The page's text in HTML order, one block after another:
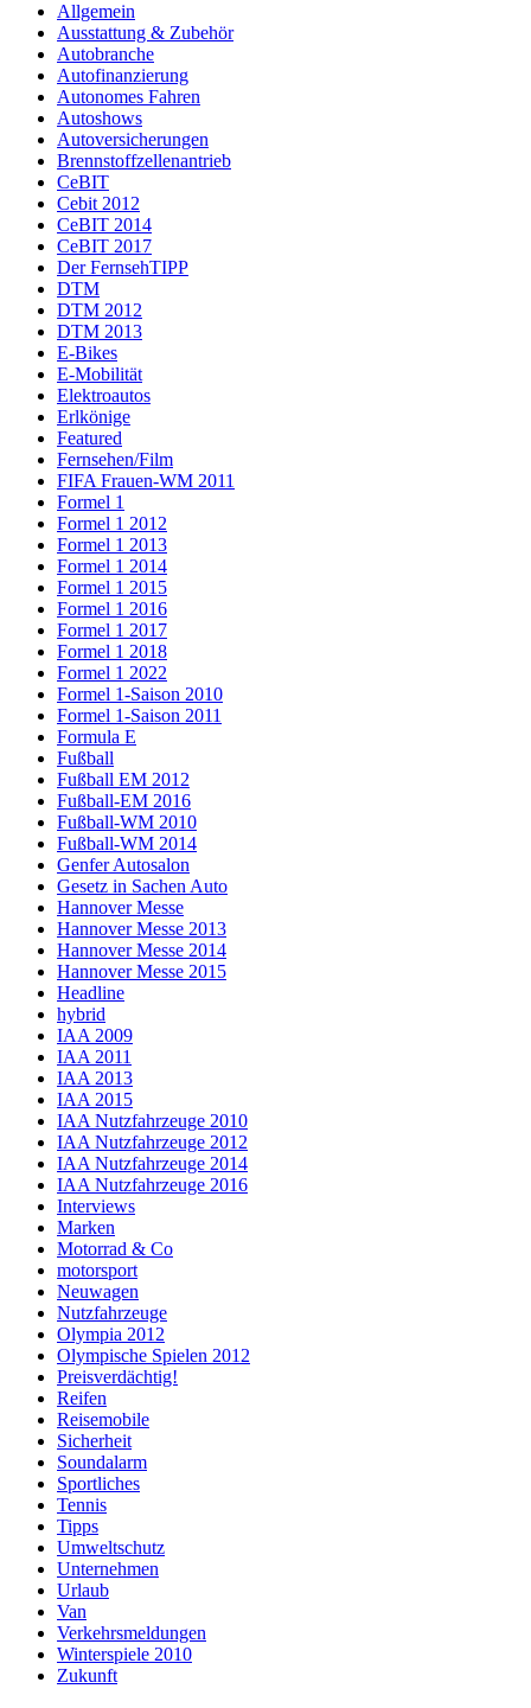
Allgemein
Ausstattung & Zubehör
Autobranche
Autofinanzierung
Autonomes Fahren
Autoshows
Autoversicherungen
Brennstoffzellenantrieb
CeBIT
Cebit 2012
CeBIT 2014
CeBIT 2017
Der FernsehTIPP
DTM
DTM 2012
DTM 2013
E-Bikes
E-Mobilität
Elektroautos
Erlkönige
Featured
Fernsehen/Film
FIFA Frauen-WM 2011
Formel 1
Formel 1 2012
Formel 1 2013
Formel 1 2014
Formel 1 2015
Formel 1 2016
Formel 1 2017
Formel 1 2018
Formel 1 2022
Formel 1-Saison 2010
Formel 1-Saison 2011
Formula E
Fußball
Fußball EM 2012
Fußball-EM 2016
Fußball-WM 2010
Fußball-WM 2014
Genfer Autosalon
Gesetz in Sachen Auto
Hannover Messe
Hannover Messe 2013
Hannover Messe 2014
Hannover Messe 2015
Headline
hybrid
IAA 2009
IAA 2011
IAA 2013
IAA 2015
IAA Nutzfahrzeuge 2010
IAA Nutzfahrzeuge 2012
IAA Nutzfahrzeuge 2014
IAA Nutzfahrzeuge 2016
Interviews
Marken
Motorrad & Co
motorsport
Neuwagen
Nutzfahrzeuge
Olympia 2012
Olympische Spielen 2012
Preisverdächtig!
Reifen
Reisemobile
Sicherheit
Soundalarm
Sportliches
Tennis
Tipps
Umweltschutz
Unternehmen
Urlaub
Van
Verkehrsmeldungen
Winterspiele 2010
Zukunft